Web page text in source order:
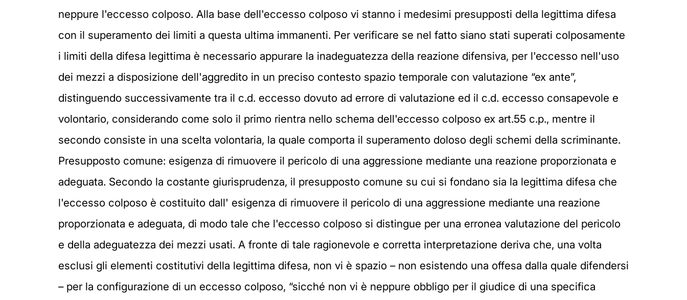
neppure l'eccesso colposo. Alla base dell'eccesso colposo vi stanno i medesimi presupposti della legittima difesa
con il superamento dei limiti a questa ultima immanenti. Per verificare se nel fatto siano stati superati colposamente
i limiti della difesa legittima è necessario appurare la inadeguatezza della reazione difensiva, per l'eccesso nell'uso
dei mezzi a disposizione dell'aggredito in un preciso contesto spazio temporale con valutazione “ex ante”,
distinguendo successivamente tra il c.d. eccesso dovuto ad errore di valutazione ed il c.d. eccesso consapevole e
volontario, considerando come solo il primo rientra nello schema dell'eccesso colposo ex art.55 c.p., mentre il
secondo consiste in una scelta volontaria, la quale comporta il superamento doloso degli schemi della scriminante.
Presupposto comune: esigenza di rimuovere il pericolo di una aggressione mediante una reazione proporzionata e
adeguata. Secondo la costante giurisprudenza, il presupposto comune su cui si fondano sia la legittima difesa che
l'eccesso colposo è costituito dall' esigenza di rimuovere il pericolo di una aggressione mediante una reazione
proporzionata e adeguata, di modo tale che l'eccesso colposo si distingue per una erronea valutazione del pericolo
e della adeguatezza dei mezzi usati. A fronte di tale ragionevole e corretta interpretazione deriva che, una volta
esclusi gli elementi costitutivi della legittima difesa, non vi è spazio – non esistendo una offesa dalla quale difendersi
– per la configurazione di un eccesso colposo, “sicché non vi è neppure obbligo per il giudice di una specifica